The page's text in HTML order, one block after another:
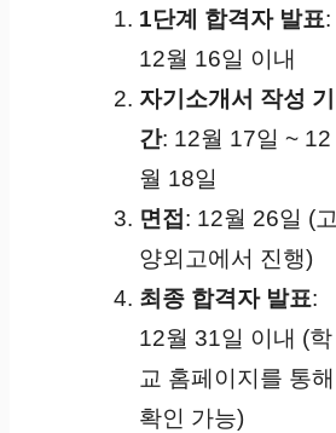
1단계 합격자 발표:
12월 16일 이내
자기소개서 작성 기
간: 12월 17일 ~ 12
월 18일
면접 : 12월 26일 (고
양외고에서 진행)
최종 합격자 발표:
12월 31일 이내 (학
교 홈페이지를 통해
확인 가능)